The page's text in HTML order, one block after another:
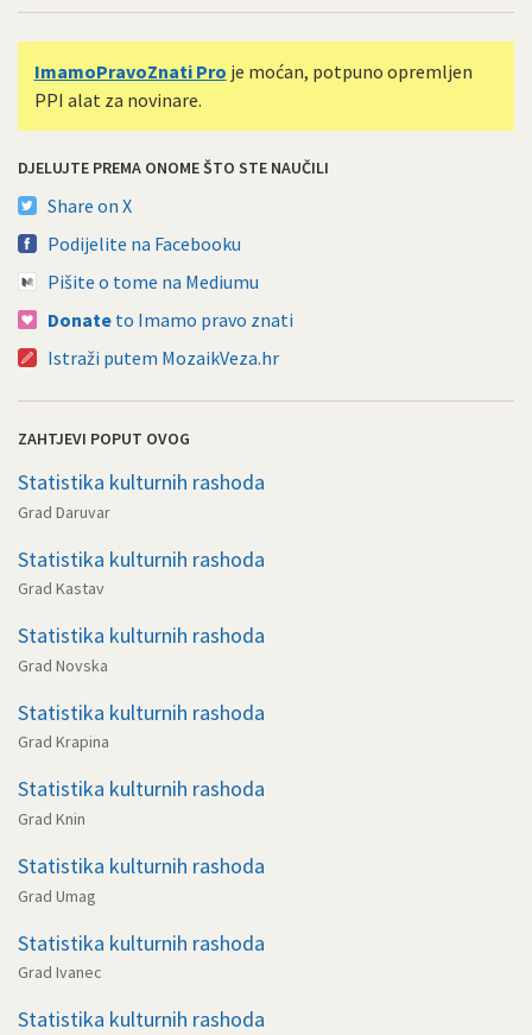
ImamoPravoZnati Pro je moćan, potpuno opremljen
PPI alat za novinare.
DJELUJTE PREMA ONOME ŠTO STE NAUČILI
Share on X
Podijelite na Facebooku
Pišite o tome na Mediumu
Donate to Imamo pravo znati
Istraži putem MozaikVeza.hr
ZAHTJEVI POPUT OVOG
Statistika kulturnih rashoda
Grad Daruvar
Statistika kulturnih rashoda
Grad Kastav
Statistika kulturnih rashoda
Grad Novska
Statistika kulturnih rashoda
Grad Krapina
Statistika kulturnih rashoda
Grad Knin
Statistika kulturnih rashoda
Grad Umag
Statistika kulturnih rashoda
Grad Ivanec
Statistika kulturnih rashoda